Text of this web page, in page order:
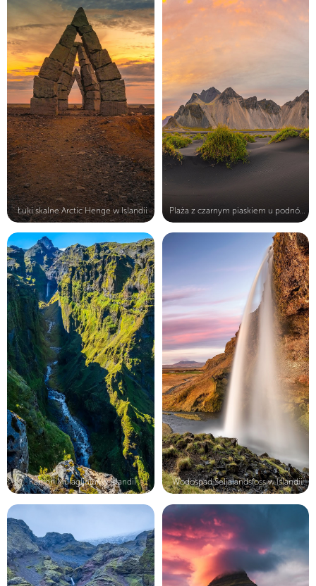
Łuki skalne Arctic Henge w Islandii Plaża z czarnym piaskiem u podnóża ...
Kanion Mulagljufur w Islandii Wodospad Seljalandsfoss w Islandii